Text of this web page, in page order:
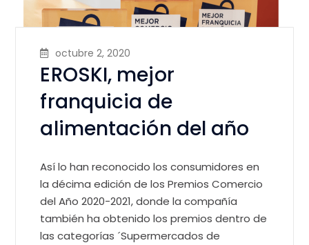
octubre 2, 2020
EROSKI, mejor
franquicia de
alimentación del año
Así lo han reconocido los consumidores en
la décima edición de los Premios Comercio
del Año 2020-2021, donde la compañía
también ha obtenido los premios dentro de
las categorías ´Supermercados de